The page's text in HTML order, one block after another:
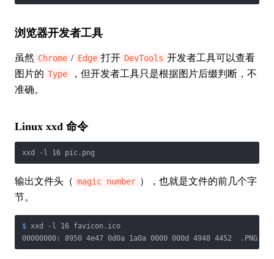
浏览器开发者工具
虽然 Chrome / Edge 打开 DevTools 开发者工具可以查看
图片的 Type
，但开发者工具只是根据图片后缀判断，不
准确。
Linux xxd 命令
输出文件头（ magic number ），也就是文件的前几个字
节。
$ xxd -l 16 favicon.ico